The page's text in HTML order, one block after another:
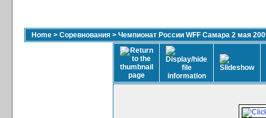
Home > Соревнования > Чемпионат России WFF Самара 2 мая